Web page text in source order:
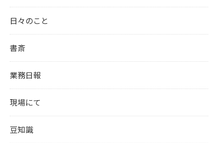
日々のこと
書斎
業務日報
現場にて
豆知識